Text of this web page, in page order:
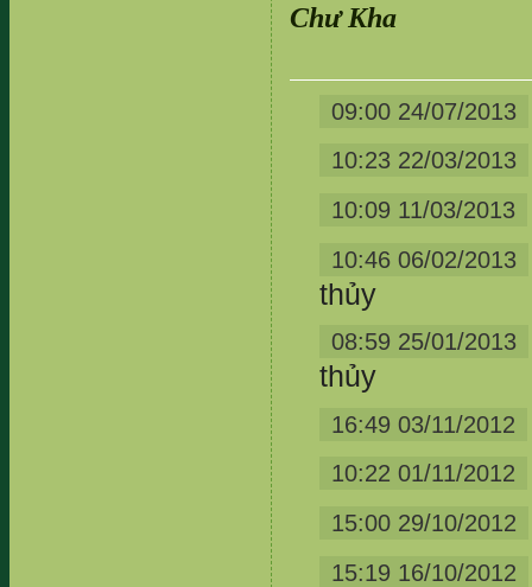
Chư Kha
09:00 24/07/2013
10:23 22/03/2013
10:09 11/03/2013
10:46 06/02/2013
thủy
08:59 25/01/2013
thủy
16:49 03/11/2012
10:22 01/11/2012
15:00 29/10/2012
15:19 16/10/2012